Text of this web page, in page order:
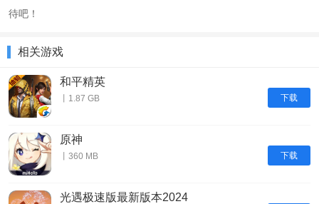
待吧！
相关游戏
下载
和平精英
丨1.87 GB
下载
原神
丨360 MB
光遇极速版最新版本2024